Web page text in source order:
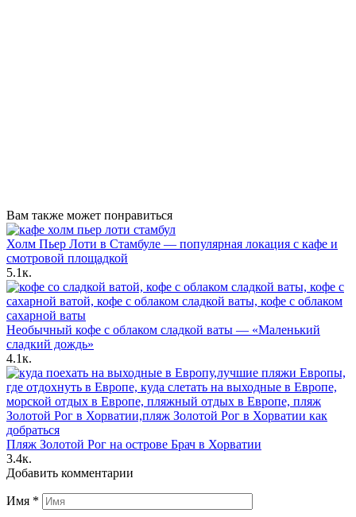
Вам также может понравиться
Холм Пьер Лоти в Стамбуле — популярная локация с кафе и
смотровой площадкой
5.1к.
Необычный кофе с облаком сладкой ваты — «Маленький
сладкий дождь»
4.1к.
Пляж Золотой Рог на острове Брач в Хорватии
3.4к.
Добавить комментарии
Имя *